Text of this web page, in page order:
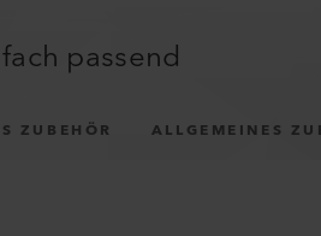
passend
ZUBEHÖR ALLGEMEINES